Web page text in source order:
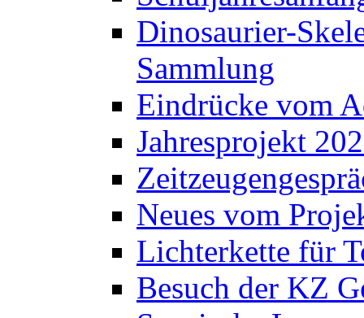
Dinosaurier-
Sammlung
Eindrücke vom
Jahresprojekt
Neues vom
Lichterkette für
Besuch der KZ